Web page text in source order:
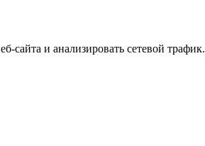
сайта и анализировать сетевой трафик.